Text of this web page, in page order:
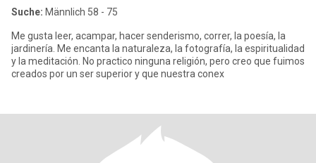
Suche: Männlich 58 - 75
Me gusta leer, acampar, hacer senderismo, correr, la poesía, la
jardinería. Me encanta la naturaleza, la fotografía, la espiritualidad
y la meditación. No practico ninguna religión, pero creo que fuimos
creados por un ser superior y que nuestra conex